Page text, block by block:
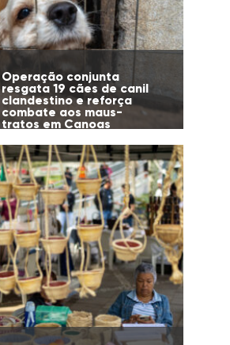
Operação conjunta
resgata 19 cães de canil
clandestino e reforça
combate aos maus-
tratos em Canoas